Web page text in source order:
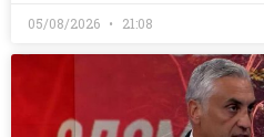
05/08/2026 21:08